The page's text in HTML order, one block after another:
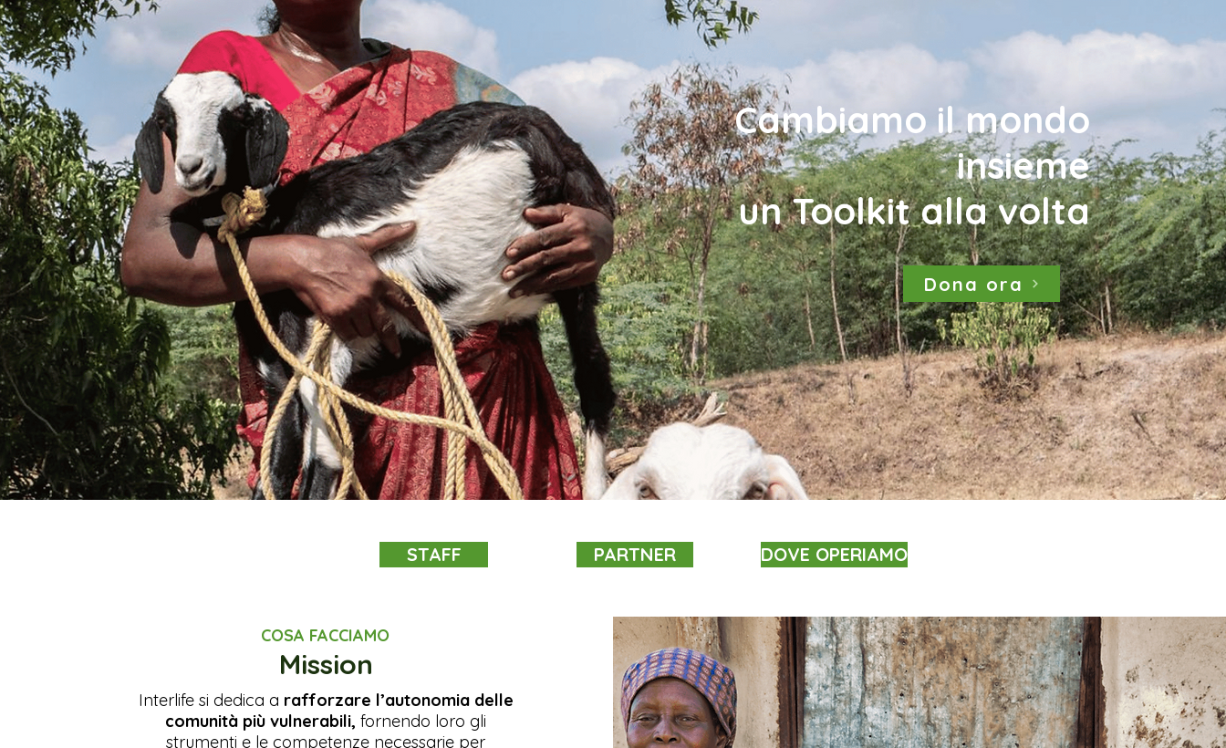
Cambiamo il mondo
insieme
un Toolkit alla volta
Dona ora
STAFF PARTNER DOVE OPERIAMO
COSA FACCIAMO
Mission
Interlife si dedica a rafforzare l’autonomia delle
comunità più vulnerabili, fornendo loro gli
strumenti e le competenze necessarie per